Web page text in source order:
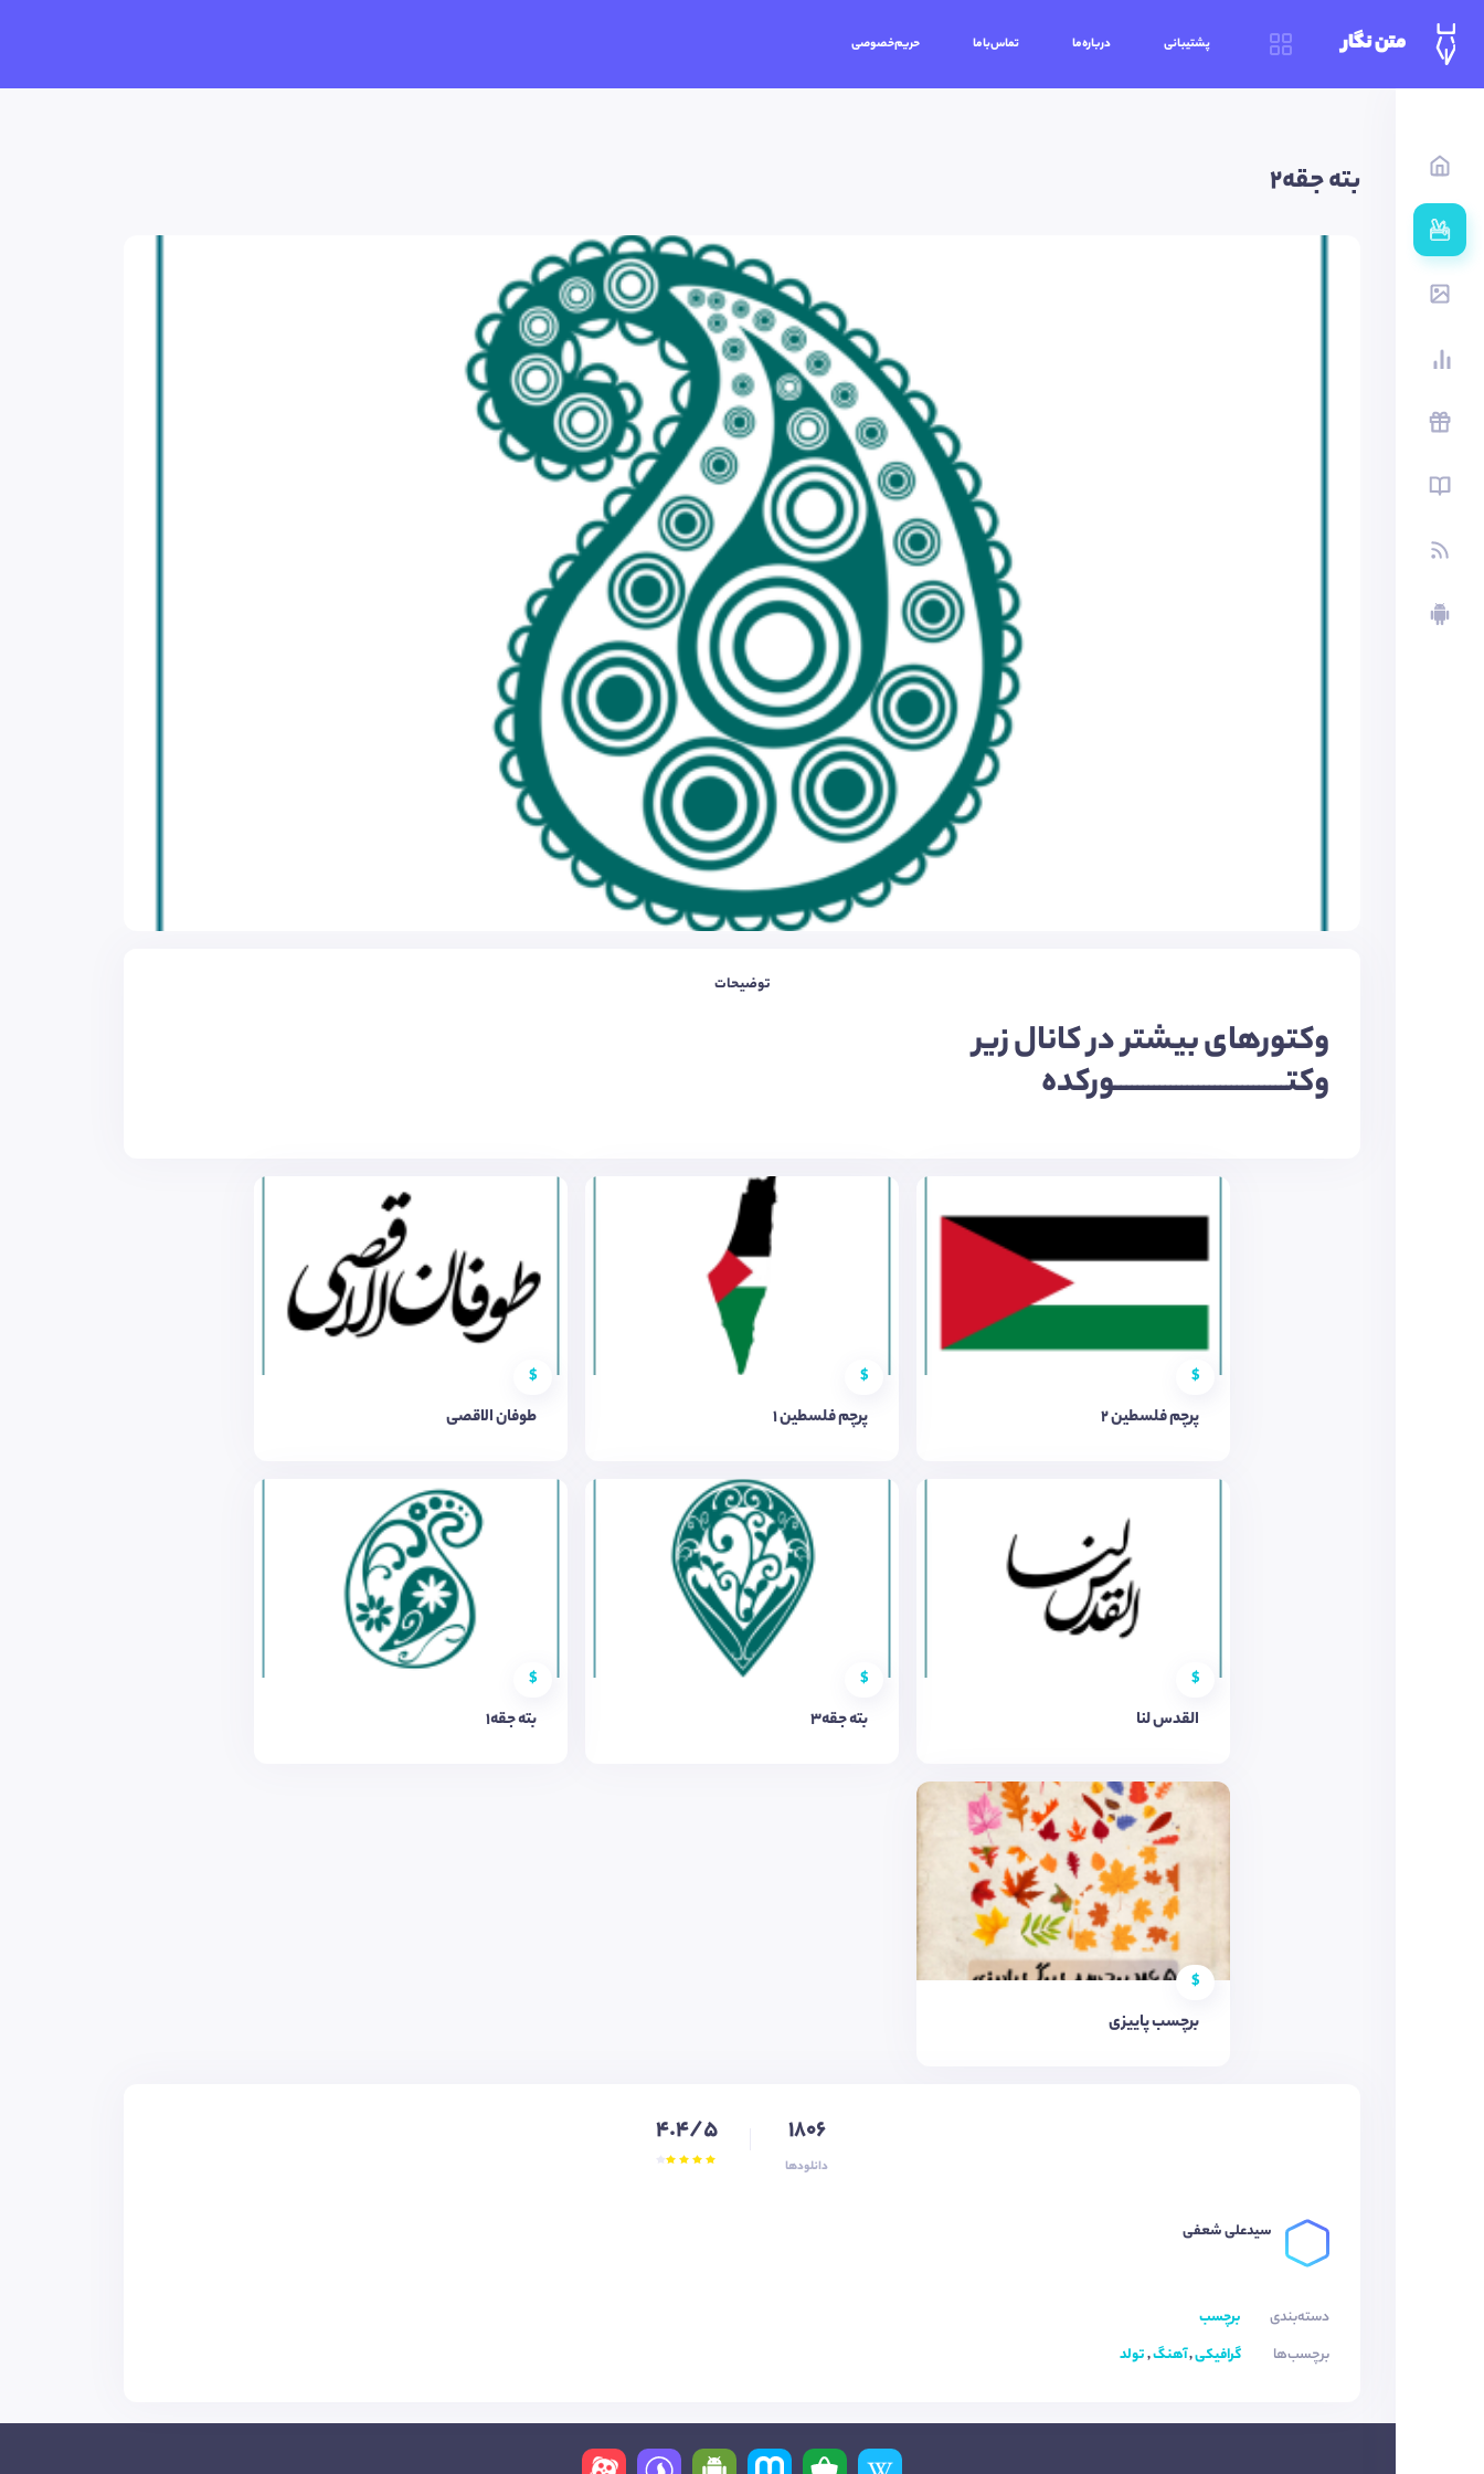
متن نگار پشتیبانی درباره‌ما تماس‌باما حریم‌خصوصی
بته جقه2
توضیحات
وکتورهای بیشتر در کانال زیر
وکتـــــــــــــــــــــــــــــــورکده
$
پرچم فلسطین 2
$
پرچم فلسطین 1
$
طوفان الاقصی
$
القدس لنا
$
بته جقه3
$
بته جقه1
$
برچسب پاییزی
1806
دانلودها
4.4/5
سیدعلی شعفی
دسته‌بندی
برچسب
برچسب‌ها
گرافیکی,آهنگ,تولد